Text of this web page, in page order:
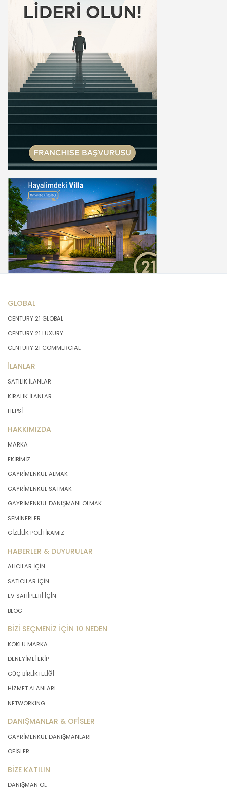
GLOBAL
CENTURY 21 GLOBAL
CENTURY 21 LUXURY
CENTURY 21 COMMERCIAL
İLANLAR
SATILIK İLANLAR
KİRALIK İLANLAR
HEPSİ
HAKKIMIZDA
MARKA
EKİBİMİZ
GAYRİMENKUL ALMAK
GAYRİMENKUL SATMAK
GAYRİMENKUL DANIŞMANI OLMAK
SEMİNERLER
GİZLİLİK POLİTİKAMIZ
HABERLER & DUYURULAR
ALICILAR İÇİN
SATICILAR İÇİN
EV SAHİPLERİ İÇİN
BLOG
BİZİ SEÇMENİZ İÇİN 10 NEDEN
KÖKLÜ MARKA
DENEYİMLİ EKİP
GÜÇ BİRLİKTELİĞİ
HİZMET ALANLARI
NETWORKING
DANIŞMANLAR & OFİSLER
GAYRİMENKUL DANIŞMANLARI
OFİSLER
BİZE KATILIN
DANIŞMAN OL